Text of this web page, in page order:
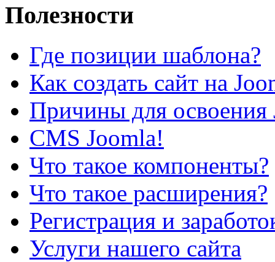
Полезности
Где позиции шаблона?
Как создать сайт на
Причины для освоения
CMS Joomla!
Что такое компоненты?
Что такое расширения?
Регистрация и
Услуги нашего сайта